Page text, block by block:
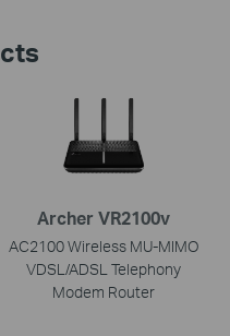
Archer VR2100v
AC2100 Wireless MU-MIMO
VDSL/ADSL Telephony
Modem Router